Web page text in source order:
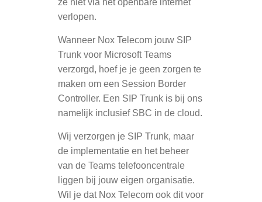
ze niet via het openbare internet
verlopen.
Wanneer Nox Telecom jouw SIP
Trunk voor Microsoft Teams
verzorgd, hoef je je geen zorgen te
maken om een Session Border
Controller. Een SIP Trunk is bij ons
namelijk inclusief SBC in de cloud.
Wij verzorgen je SIP Trunk, maar
de implementatie en het beheer
van de Teams telefooncentrale
liggen bij jouw eigen organisatie.
Wil je dat Nox Telecom ook dit voor